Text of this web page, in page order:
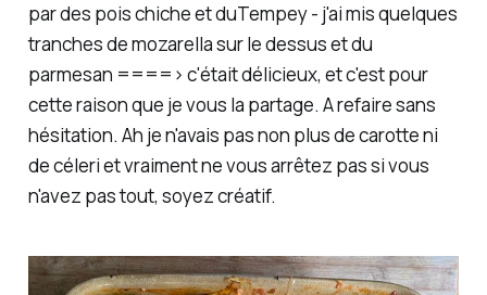
par des pois chiche et duTempey - j'ai mis quelques
tranches de mozarella sur le dessus et du
parmesan ====> c'était délicieux, et c'est pour
cette raison que je vous la partage. A refaire sans
hésitation. Ah je n'avais pas non plus de carotte ni
de céleri et vraiment ne vous arrêtez pas si vous
n'avez pas tout, soyez créatif.